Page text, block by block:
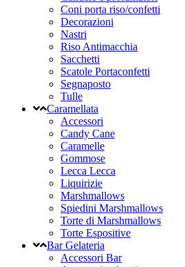
Coni porta riso/confetti
Decorazioni
Nastri
Riso Antimacchia
Sacchetti
Scatole Portaconfetti
Segnaposto
Tulle
Caramellata
Accessori
Candy Cane
Caramelle
Gommose
Lecca Lecca
Liquirizie
Marshmallows
Spiedini Marshmallows
Torte di Marshmallows
Torte Espositive
Bar Gelateria
Accessori Bar